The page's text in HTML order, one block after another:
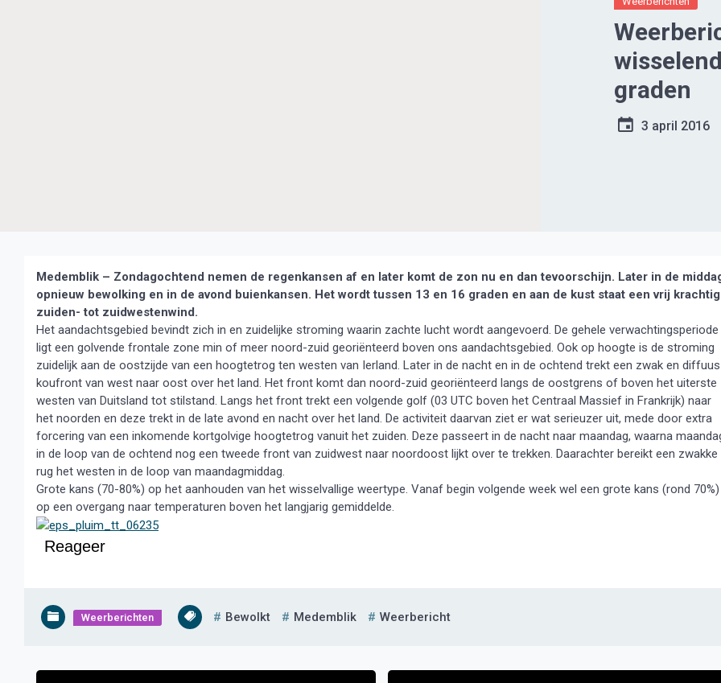
graden
3 april 2016
Medemblik – Zondagochtend nemen de regenkansen af en later komt de zon nu en dan tevoorschijn. Later in de
opnieuw bewolking en in de avond buienkansen. Het wordt tussen 13 en 16 graden en aan de kust staat een vrij
zuiden- tot zuidwestenwind.
Het aandachtsgebied bevindt zich in en zuidelijke stroming waarin zachte lucht wordt aangevoerd. De gehele verwachtingsperiode
ligt een golvende frontale zone min of meer noord-zuid georiënteerd boven ons aandachtsgebied. Ook op hoogte is de stroming
zuidelijk aan de oostzijde van een hoogtetrog ten westen van Ierland. Later in de nacht en in de ochtend trekt een zwak en diffuus
koufront van west naar oost over het land. Het front komt dan noord-zuid georiënteerd langs de oostgrens of boven het uiterste
westen van Duitsland tot stilstand. Langs het front trekt een volgende golf (03 UTC boven het Centraal Massief in Frankrijk) naar
het noorden en deze trekt in de late avond en nacht over het land. De activiteit daarvan ziet er wat serieuzer uit, mede door extra
forcering van een inkomende kortgolvige hoogtetrog vanuit het zuiden. Deze passeert in de nacht naar maandag, waarna
in de loop van de ochtend nog een tweede front van zuidwest naar noordoost lijkt over te trekken. Daarachter bereikt een zwakke
rug het westen in de loop van maandagmiddag.
Grote kans (70-80%) op het aanhouden van het wisselvallige weertype. Vanaf begin volgende week wel een grote kans (rond 70%)
op een overgang naar temperaturen boven het langjarig gemiddelde.
Reageer
Weerberichten Bewolkt Medemblik Weerbericht
Bericht